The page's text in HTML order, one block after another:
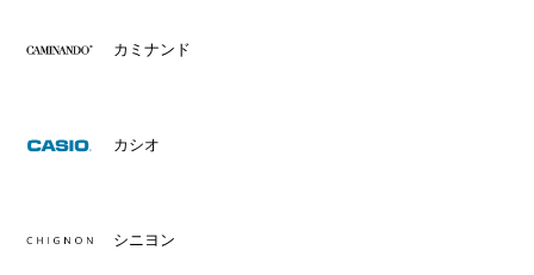
カミナンド
カシオ
シニヨン